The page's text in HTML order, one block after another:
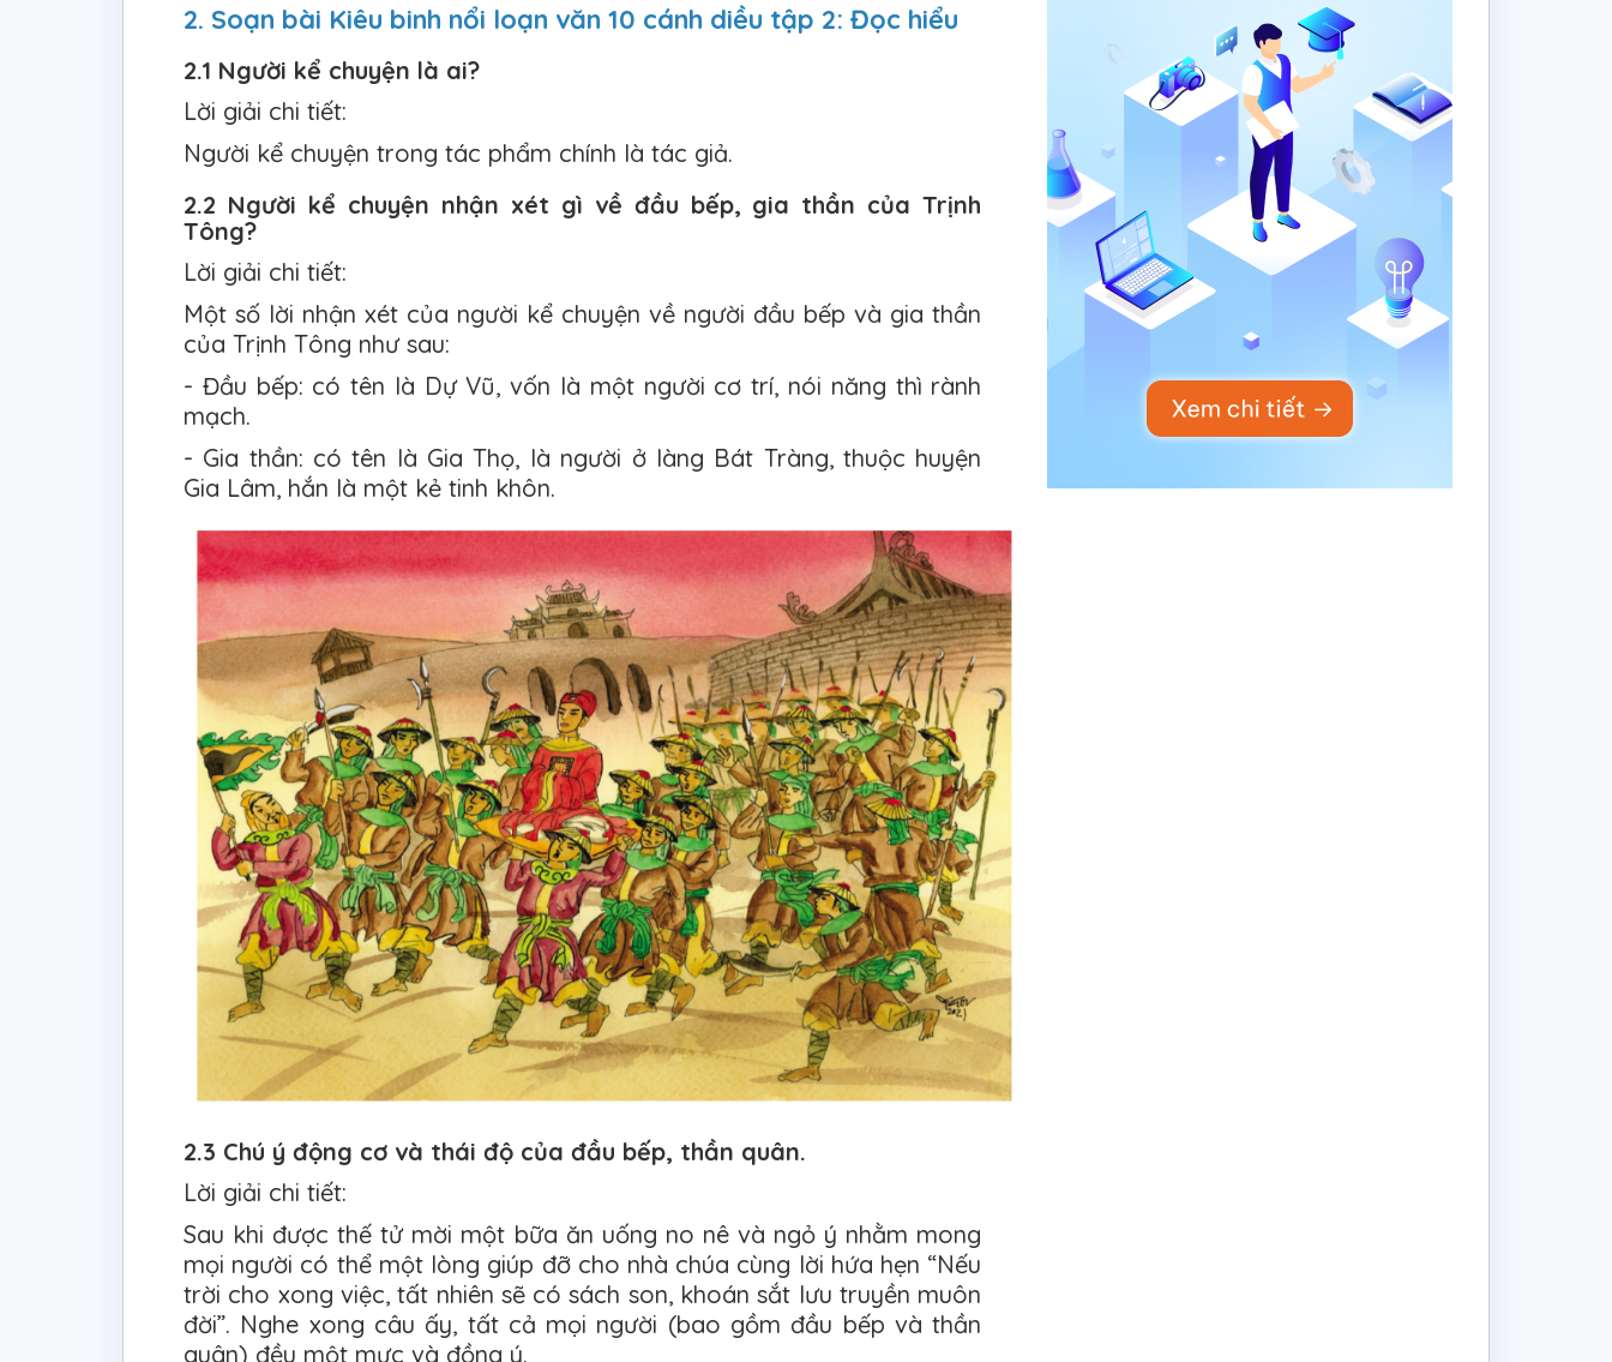
2. Soạn bài Kiêu binh nổi loạn văn 10 cánh diều tập 2: Đọc hiểu
2.1 Người kể chuyện là ai?
Lời giải chi tiết:
Người kể chuyện trong tác phẩm chính là tác giả.
2.2 Người kể chuyện nhận xét gì về đầu bếp, gia thần của Trịnh
Tông?
Lời giải chi tiết:
Một số lời nhận xét của người kể chuyện về người đầu bếp và gia thần
của Trịnh Tông như sau:
- Đầu bếp: có tên là Dự Vũ, vốn là một người cơ trí, nói năng thì rành
mạch.
- Gia thần: có tên là Gia Thọ, là người ở làng Bát Tràng, thuộc huyện
Gia Lâm, hắn là một kẻ tinh khôn.
2.3 Chú ý động cơ và thái độ của đầu bếp, thần quân.
Lời giải chi tiết:
Sau khi được thế tử mời một bữa ăn uống no nê và ngỏ ý nhằm mong
mọi người có thể một lòng giúp đỡ cho nhà chúa cùng lời hứa hẹn “Nếu
trời cho xong việc, tất nhiên sẽ có sách son, khoán sắt lưu truyền muôn
đời”. Nghe xong câu ấy, tất cả mọi người (bao gồm đầu bếp và thần
quân) đều một mực và đồng ý.